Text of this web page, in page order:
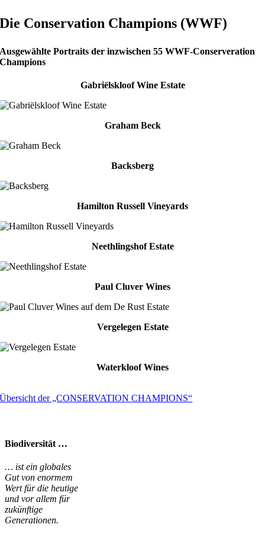
Die Conservation Champions (WWF)
Ausgewählte Portraits der inzwischen 55 WWF-Conserveration
Champions
Gabriëlskloof Wine Estate
Graham Beck
Backsberg
Hamilton Russell Vineyards
Neethlingshof Estate
Paul Cluver Wines
Vergelegen Estate
Waterkloof Wines
Übersicht der „CONSERVATION CHAMPIONS“
Biodiversität …
… ist ein globales
Gut von enormem
Wert für die heutige
und vor allem für
zukünftige
Generationen.